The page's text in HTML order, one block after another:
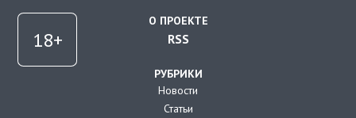
О ПРОЕКТЕ
RSS
РУБРИКИ
Новости
Статьи